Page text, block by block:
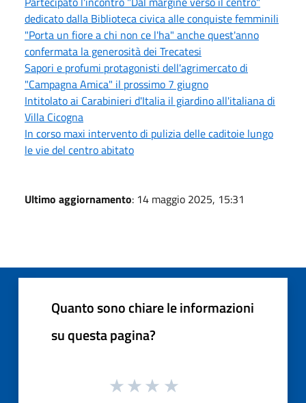
dedicato dalla Biblioteca civica alle conquiste femminili
"Porta un fiore a chi non ce l'ha" anche quest'anno
confermata la generosità dei Trecatesi
Sapori e profumi protagonisti dell'agrimercato di
"Campagna Amica" il prossimo 7 giugno
Intitolato ai Carabinieri d'Italia il giardino all'italiana di
Villa Cicogna
In corso maxi intervento di pulizia delle caditoie lungo
le vie del centro abitato
Ultimo aggiornamento: 14 maggio 2025, 15:31
Quanto sono chiare le informazioni
su questa pagina?